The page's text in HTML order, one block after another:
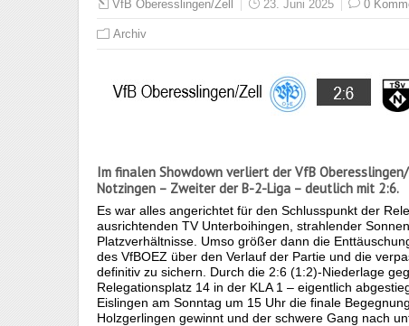
VfB Oberesslingen/Zell 23. Juni 2025 0
Archiv
Im finalen Showdown verliert der VfB
Notzingen – Zweiter der B-2-Liga – deutlich mit 2:6.
Es war alles angerichtet für den Schlusspunkt der
ausrichtenden TV Unterboihingen, strahlender
Platzverhältnisse. Umso größer dann die
des VfBOEZ über den Verlauf der Partie und die
definitiv zu sichern. Durch die 2:6 (1:2)-Niederlage
Relegationsplatz 14 in der KLA 1 – eigentlich
Eislingen am Sonntag um 15 Uhr die finale
Holzgerlingen gewinnt und der schwere Gang nach